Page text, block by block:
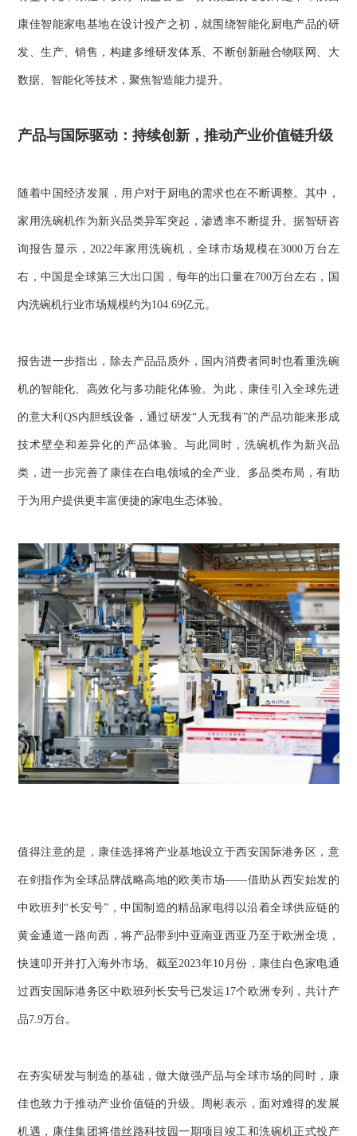
康佳智能家电基地在设计投产之初，就围绕智能化厨电产品的研
发、生产、销售，构建多维研发体系、不断创新融合物联网、大
数据、智能化等技术，聚焦智造能力提升。
产品与国际驱动：持续创新，推动产业价值链升级
随着中国经济发展，用户对于厨电的需求也在不断调整。其中，
家用洗碗机作为新兴品类异军突起，渗透率不断提升。据智研咨
询报告显示，2022年家用洗碗机，全球市场规模在3000万台左
右，中国是全球第三大出口国，每年的出口量在700万台左右，国
内洗碗机行业市场规模约为104.69亿元。
报告进一步指出，除去产品品质外，国内消费者同时也看重洗碗
机的智能化、高效化与多功能化体验。为此，康佳引入全球先进
的意大利QS内胆线设备，通过研发“人无我有”的产品功能来形成
技术壁垒和差异化的产品体验。与此同时，洗碗机作为新兴品
类，进一步完善了康佳在白电领域的全产业、多品类布局，有助
于为用户提供更丰富便捷的家电生态体验。
值得注意的是，康佳选择将产业基地设立于西安国际港务区，意
在剑指作为全球品牌战略高地的欧美市场——借助从西安始发的
中欧班列“长安号”，中国制造的精品家电得以沿着全球供应链的
黄金通道一路向西，将产品带到中亚南亚西亚乃至于欧洲全境，
快速叩开并打入海外市场。截至2023年10月份，康佳白色家电通
过西安国际港务区中欧班列长安号已发运17个欧洲专列，共计产
品7.9万台。
在夯实研发与制造的基础，做大做强产品与全球市场的同时，康
佳也致力于推动产业价值链的升级。周彬表示，面对难得的发展
机遇，康佳集团将借丝路科技园一期项目竣工和洗碗机正式投产